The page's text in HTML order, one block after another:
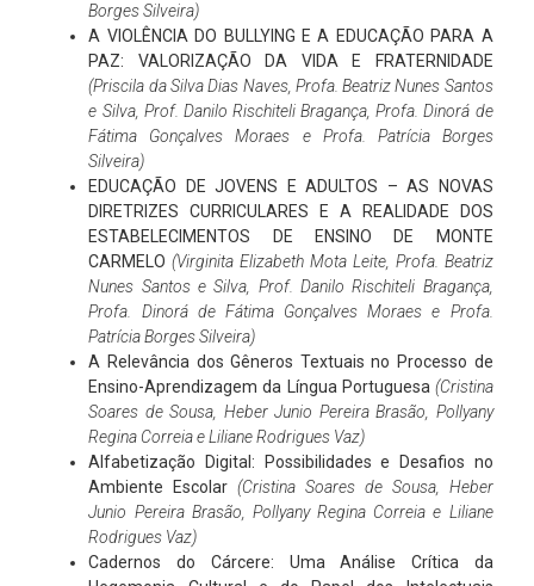
Borges Silveira)
A VIOLÊNCIA DO BULLYING E A EDUCAÇÃO PARA A
PAZ: VALORIZAÇÃO DA VIDA E FRATERNIDADE
(Priscila da Silva Dias Naves, Profa. Beatriz Nunes Santos
e Silva, Prof. Danilo Rischiteli Bragança, Profa. Dinorá de
Fátima Gonçalves Moraes e Profa. Patrícia Borges
Silveira)
EDUCAÇÃO DE JOVENS E ADULTOS – AS NOVAS
DIRETRIZES CURRICULARES E A REALIDADE DOS
ESTABELECIMENTOS DE ENSINO DE MONTE
CARMELO (Virginita Elizabeth Mota Leite, Profa. Beatriz
Nunes Santos e Silva, Prof. Danilo Rischiteli Bragança,
Profa. Dinorá de Fátima Gonçalves Moraes e Profa.
Patrícia Borges Silveira)
A Relevância dos Gêneros Textuais no Processo de
Ensino-Aprendizagem da Língua Portuguesa (Cristina
Soares de Sousa, Heber Junio Pereira Brasão, Pollyany
Regina Correia e Liliane Rodrigues Vaz)
Alfabetização Digital: Possibilidades e Desafios no
Ambiente Escolar (Cristina Soares de Sousa, Heber
Junio Pereira Brasão, Pollyany Regina Correia e Liliane
Rodrigues Vaz)
Cadernos do Cárcere: Uma Análise Crítica da